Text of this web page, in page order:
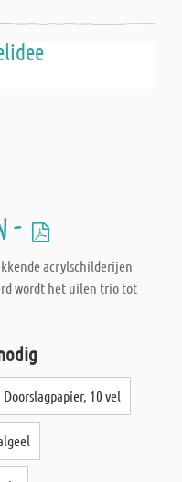
-
acrylschilderijen
wordt het uilen trio tot
Doorslagpapier, 10 vel